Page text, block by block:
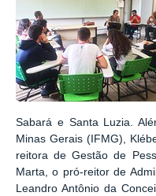
Sabará e Santa Luzia.
Minas Gerais (IFMG),
reitora de Gestão de
Marta, o pró-reitor de
Leandro Antônio da